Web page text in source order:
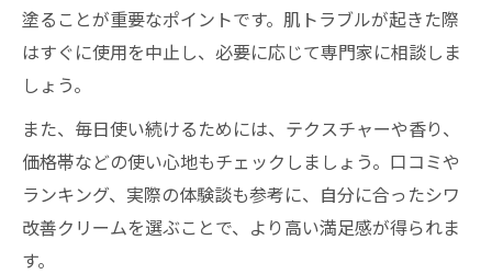
塗ることが重要なポイントです。肌トラブルが起きた際
はすぐに使用を中止し、必要に応じて専門家に相談しま
しょう。
また、毎日使い続けるためには、テクスチャーや香り、
価格帯などの使い心地もチェックしましょう。口コミや
ランキング、実際の体験談も参考に、自分に合ったシワ
改善クリームを選ぶことで、より高い満足感が得られま
す。